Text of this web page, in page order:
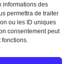
informations des
permettra de traiter
ou les ID uniques
consentement peut
fonctions.